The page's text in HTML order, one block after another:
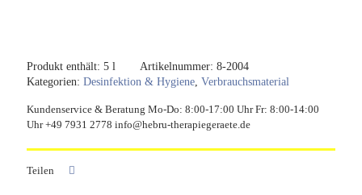
Produkt enthält: 5 l Artikelnummer: 8-2004
Kategorien: Desinfektion & Hygiene Verbrauchsmaterial
Kundenservice & Beratung Mo-Do: 8:00-17:00 Uhr Fr: 8:00-14:00
Uhr +49 7931 2778 info@hebru-therapiegeraete.de
Teilen